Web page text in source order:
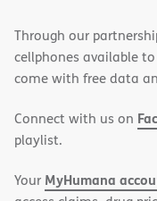
Through our
cellphones available
come with free data
Connect with us on
playlist.
Your MyHumana